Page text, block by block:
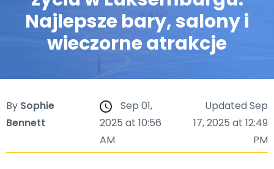
Najlepsze bary, salony i
wieczorne atrakcje
By Sophie
Bennett
Sep 01,
2025 at 10:56
AM
Updated Sep
17, 2025 at 12:49
PM